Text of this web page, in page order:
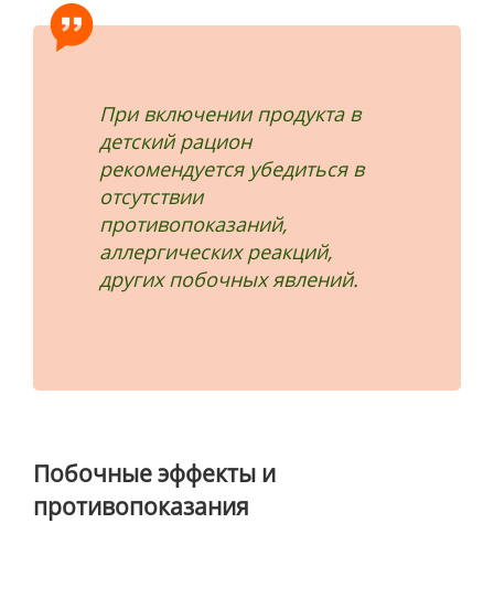
При включении продукта в
детский рацион
рекомендуется убедиться в
отсутствии
противопоказаний,
аллергических реакций,
других побочных явлений.
Побочные эффекты и
противопоказания